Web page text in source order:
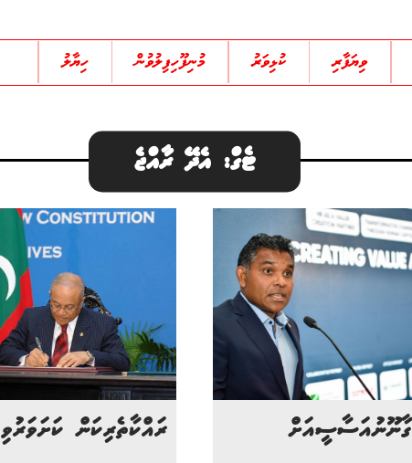
ވިޔަފާރި ކުޅިވަރު މުނިފޫހިފިލުވުން ހިޔާލު
ޓެގް: އެދޭ ރާއްޖެ
ގާނޫނުއަސާސީއަށް ރައްކާތެރިކަން ކަށަވަރުވި